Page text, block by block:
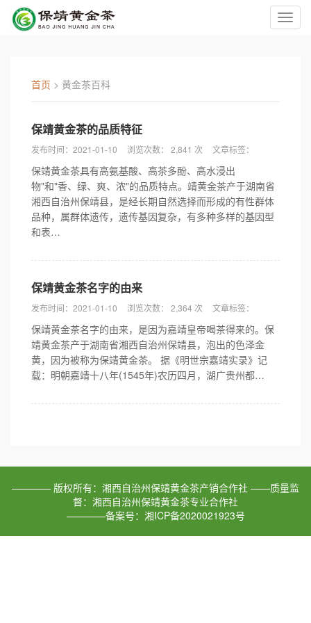
切
换
首页 > 黄金茶百科
保靖黄金茶的品质特征
发布时间：2021-01-10 浏览次数： 2,841 次 文章标签：
保靖黄金茶具有高氨基酸、高茶多酚、高水浸出
物"和"香、绿、爽、浓"的品质特点。靖黄金茶产于湖南省
湘西自治州保靖县，是经长期自然选择而形成的有性群体
品种，属群体遗传，遗传基因复杂，有多种多样的基因型
和表…
保靖黄金茶名字的由来
发布时间：2021-01-10 浏览次数： 2,364 次 文章标签：
保靖黄金茶名字的由来，是因为嘉靖皇帝喝茶得来的。保
靖黄金茶产于湖南省湘西自治州保靖县，泡出的色泽金
黄，因为被称为保靖黄金茶。 据《明世宗嘉靖实录》记
载：明朝嘉靖十八年(1545年)农历四月，湖广贵州都…
———— 版权所有：湘西自治州保靖黄金茶产销合作社 ——质量监
督：湘西自治州保靖黄金茶专业合作社
————备案号：湘ICP备2020021923号